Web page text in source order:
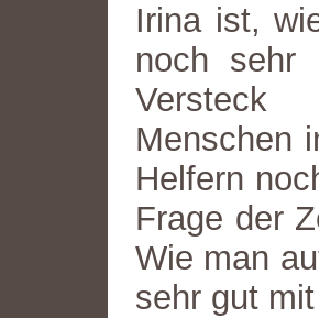
Irina ist,
noch sehr
Versteck
Menschen
Helfern
Frage der
Wie man
sehr gut